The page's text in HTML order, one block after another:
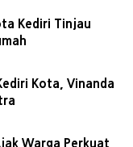
Kediri Tinjau
Kota, Vinanda
Warga Perkuat